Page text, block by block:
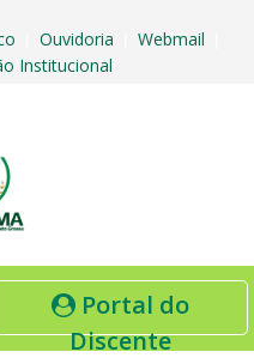
Ouvidoria Webmail
Institucional
Portal do
Discente